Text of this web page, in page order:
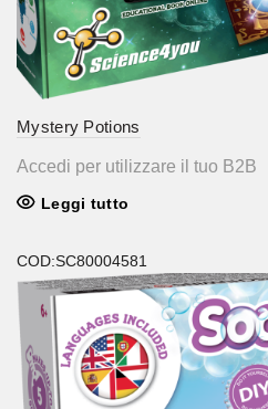
Mystery Potions
Accedi per utilizzare il tuo B2B
Leggi tutto
COD:SC80004581